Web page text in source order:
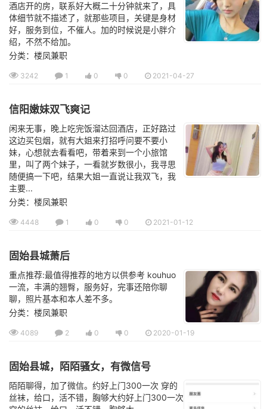
酒店开的房，联系好大概二十分钟就来了，具
体细节就不描述了，就那些项目，关键是身材
好，服务到位，不催人。加的时候说是小胖介
绍，不然不给加。
分类：楼凤兼职
3242 1 0 0 2021-04-27
信阳嫩妹双飞爽记
闲来无事，晚上吃完饭溜达回酒店，正好路过
这边买包烟，就有大姐来打招呼问要不要小
妹，心想就去看看吧，带着来到一个小旅馆
里，叫了两个妹子，一看就岁数很小，我寻思
随便搞一下吧，结果大姐一直说让我双飞，我
主要...
分类：楼凤兼职
4448 1 0 0 2021-01-12
固始县城萧后
重点推荐:最值得推荐的地方以供参考 kouhuo
一流，丰满的翘臀，服务好，完事还陪你聊
聊，照片基本和本人差不多。
分类：楼凤兼职
4089 2 0 0 2020-01-19
固始县城，陌陌骚女，有微信号
陌陌聊得，加了微信。约好上门300一次 穿的
丝袜，给口，活不错，胸够大约好上门300一次